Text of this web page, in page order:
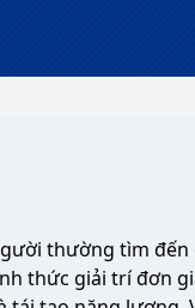
thường tìm
thức giải trí đơn